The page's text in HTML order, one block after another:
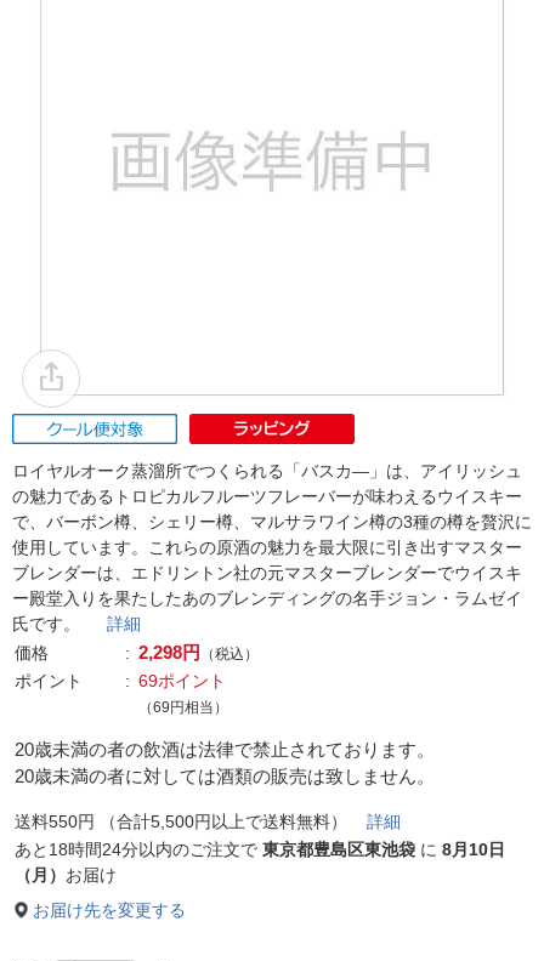
ロイヤルオーク蒸溜所でつくられる「バスカ―」は、アイリッシュ
の魅力であるトロピカルフルーツフレーバーが味わえるウイスキー
で、バーボン樽、シェリー樽、マルサラワイン樽の3種の樽を贅沢に
使用しています。これらの原酒の魅力を最大限に引き出すマスター
ブレンダーは、エドリントン社の元マスターブレンダーでウイスキ
ー殿堂入りを果たしたあのブレンディングの名手ジョン・ラムゼイ
氏です。 詳細
価格
2,298円 （税込）
ポイント 69ポイント
（69円相当）
20歳未満の者の飲酒は法律で禁止されております。
20歳未満の者に対しては酒類の販売は致しません。
送料550円 （合計5,500円以上で送料無料）
詳細
あと 18時間24分以内のご注文で 東京都豊島区東池袋 に 8月10日
（月） お届け
お届け先を変更する